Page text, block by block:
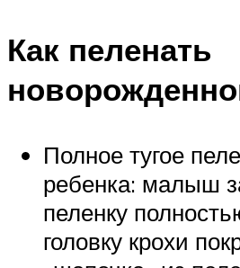
Как пеленать
Полное тугое
ребенка: малыш
пеленку
головку крохи